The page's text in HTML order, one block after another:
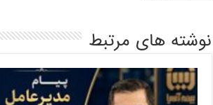
نوشته های مرتبط